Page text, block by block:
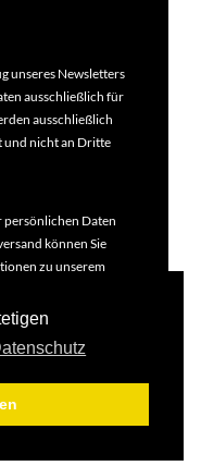
unseres Newsletters
ausschließlich für
ausschließlich
und nicht an Dritte
persönlichen Daten
können Sie
zu unserem